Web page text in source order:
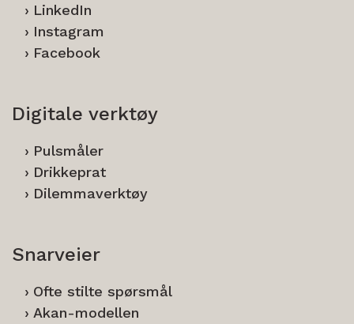
LinkedIn
Instagram
Facebook
Digitale verktøy
Pulsmåler
Drikkeprat
Dilemmaverktøy
Snarveier
Ofte stilte spørsmål
Akan-modellen